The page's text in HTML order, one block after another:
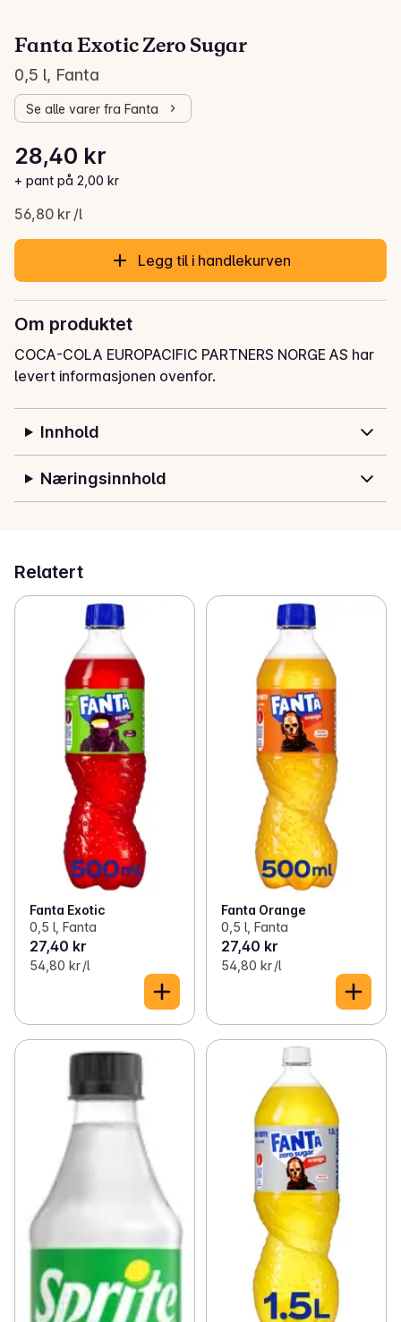
Fanta Exotic Zero Sugar
0,5 l, Fanta
Se alle varer fra Fanta
Gjeldende pris er: 28,40 kr
28,40 kr
+ pant på 2,00 kr
56,80 kr /l
Stykkpris: 56,80 kr /l
Legg til i handlekurven
Om produktet
COCA-COLA EUROPACIFIC PARTNERS NORGE AS har
levert informasjonen ovenfor.
Innhold
Næringsinnhold
Relatert
Fanta Exotic
0,5 l, Fanta
27,40 kr
54,80 kr /l
Fanta Orange
0,5 l, Fanta
27,40 kr
54,80 kr /l